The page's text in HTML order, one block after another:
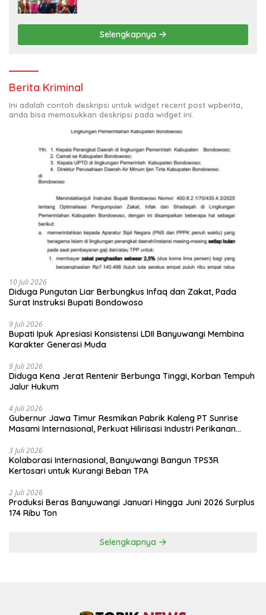
Selengkapnya
Berita Kriminal
Ini adalah contoh deskripsi untuk widget recent post wpberita,
anda bisa memasukkan deskripsi pada widget ini.
10 Juli 2026
Diduga Pungutan Liar Berbungkus Infaq dan Zakat, Pada
Surat Instruksi Bupati Bondowoso
9 Juli 2026
Bupati Ipuk Apresiasi Konsistensi LDII Banyuwangi Membina
Karakter Generasi Muda
9 Juli 2026
Diduga Kena Jerat Rentenir Berbunga Tinggi, Korban Tempuh
Jalur Hukum
4 Juli 2026
Gubernur Jawa Timur Resmikan Pabrik Kaleng PT Sunrise
Masami Internasional, Perkuat Hilirisasi Industri Perikanan
3 Juli 2026
Kolaborasi Internasional, Banyuwangi Bangun TPS3R
Kertosari untuk Kurangi Beban TPA
2 Juli 2026
Produksi Beras Banyuwangi Januari Hingga Juni 2026 Surplus
174 Ribu Ton
Selengkapnya